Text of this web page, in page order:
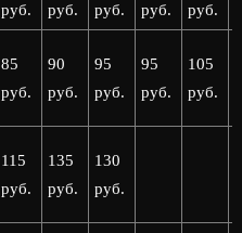
руб.
руб.
руб.
руб.
руб.
85
руб.
90
руб.
95
руб.
95
руб.
105
руб.
115
руб.
135
руб.
130
руб.